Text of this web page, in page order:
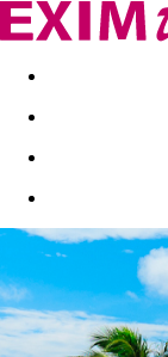
Akční nabídky